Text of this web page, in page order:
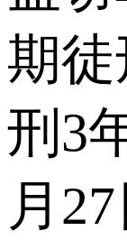
期
刑3
月